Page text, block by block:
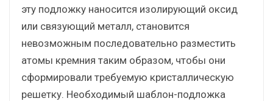
эту подложку наносится изолирующий оксид
или связующий металл, становится
невозможным последовательно разместить
атомы кремния таким образом, чтобы они
сформировали требуемую кристаллическую
решетку. Необходимый шаблон-подложка